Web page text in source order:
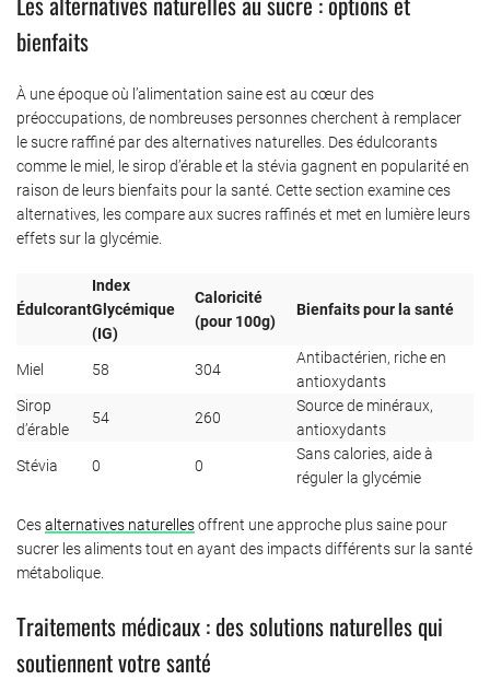
bienfaits
À une époque où l’alimentation saine est au cœur des
préoccupations, de nombreuses personnes cherchent à remplacer
le sucre raffiné par des alternatives naturelles. Des édulcorants
comme le miel, le sirop d’érable et la stévia gagnent en popularité en
raison de leurs bienfaits pour la santé. Cette section examine ces
alternatives, les compare aux sucres raffinés et met en lumière leurs
effets sur la glycémie.
Édulcorant
Index
Glycémique
(IG)
Caloricité
(pour 100g)
Bienfaits pour la santé
Miel 58 304
Antibactérien, riche en
antioxydants
Sirop
d’érable
54 260
Source de minéraux,
antioxydants
Stévia 0 0
Sans calories, aide à
réguler la glycémie
Cesalternatives naturellesoffrent une approche plus saine pour
sucrer les aliments tout en ayant des impacts différents sur la santé
métabolique.
Traitements médicaux : des solutions naturelles qui
soutiennent votre santé